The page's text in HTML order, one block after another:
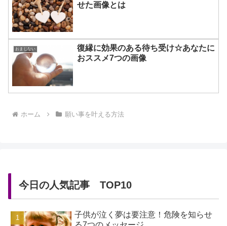
せた画像とは
おまじない
復縁に効果のある待ち受け☆あなたに
おススメ7つの画像
ホーム 願い事を叶える方法
今日の人気記事 TOP10
子供が泣く夢は要注意！危険を知らせ